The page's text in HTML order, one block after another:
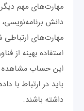
مهارت‌های مهم
دانش
مهارت‌های ارتباطی
استفاده بهینه از
این حساب مشاهده
باید در ارتباط با
داشته باشند.